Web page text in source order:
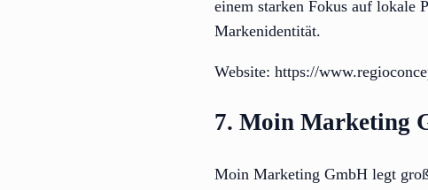
einem starken Fokus auf lokale
Markenidentität.
Website: https://
7. Moin Marketing
Moin Marketing GmbH legt